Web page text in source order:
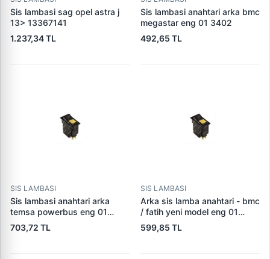
Sis lambasi sag opel astra j
13> 13367141
1.237,34 TL
Sis lambasi anahtari arka bmc
megastar eng 01 3402
492,65 TL
SIS LAMBASI
Sis lambasi anahtari arka
temsa powerbus eng 01
5306
703,72 TL
SIS LAMBASI
Arka sis lamba anahtari - bmc
/ fatih yeni model eng 01
3206
599,85 TL